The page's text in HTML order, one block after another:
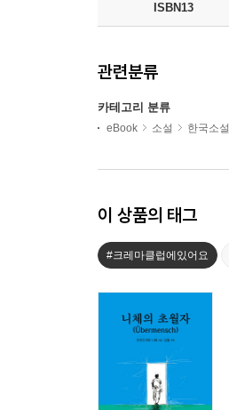
ISBN13
관련분류
카테고리 분류
eBook 소설 한국소설
이 상품의 태그
#크레마클럽에있어요